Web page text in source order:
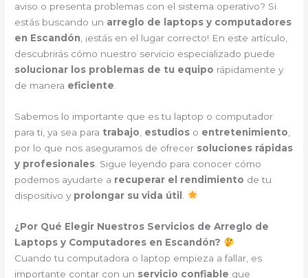
aviso o presenta problemas con el sistema operativo? Si
estás buscando un arreglo de laptops y computadores
en Escandón, ¡estás en el lugar correcto! En este artículo,
descubrirás cómo nuestro servicio especializado puede
solucionar los problemas de tu equipo rápidamente y
de manera eficiente.
Sabemos lo importante que es tu laptop o computador
para ti, ya sea para trabajo estudios o entretenimiento
por lo que nos aseguramos de ofrecer soluciones rápidas
y profesionales . Sigue leyendo para conocer cómo
podemos ayudarte a recuperar el rendimiento de tu
dispositivo y prolongar su vida útil
¿Por Qué Elegir Nuestros Servicios de Arreglo de
Laptops y Computadores en Escandón?
Cuando tu computadora o laptop empieza a fallar, es
importante contar con un servicio confiable que